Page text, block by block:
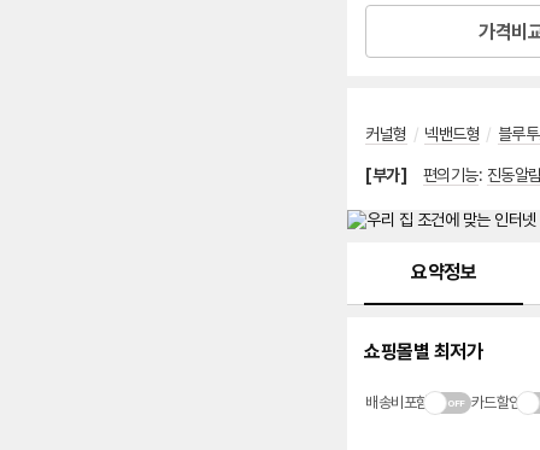
가격비
커널형 / 넥밴드형 / 블루
[부가] 편의기능: 진동알
요약정보
쇼핑몰별 최저가
배송비포함 카드할인